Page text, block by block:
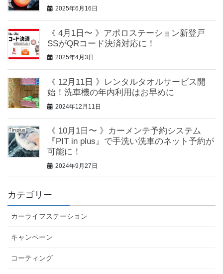
2025年6月16日
《 4月1日〜 》アポロステーション新登戸
SSがQRコード決済対応に！
2025年4月3日
《 12月11日 》レンタルタオルサービス開
始！洗車機の年内利用はお早めに
2024年12月11日
《 10月1日〜 》カーメンテ予約システム
『PIT in plus』で手洗い洗車のネット予約が
可能に！
2024年9月27日
カテゴリー
カーライフステーション
キャンペーン
コーティング